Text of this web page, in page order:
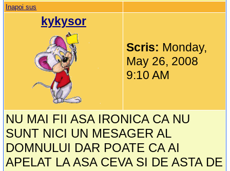
Inapoi sus
kykysor
Scris: Monday,
May 26, 2008
9:10 AM
NU MAI FII ASA IRONICA CA NU
SUNT NICI UN MESAGER AL
DOMNULUI DAR POATE CA AI
APELAT LA ASA CEVA SI DE ASTA DE